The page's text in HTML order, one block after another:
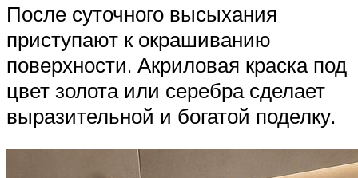
После суточного высыхания
приступают к окрашиванию
поверхности. Акриловая краска под
цвет золота или серебра сделает
выразительной и богатой поделку.